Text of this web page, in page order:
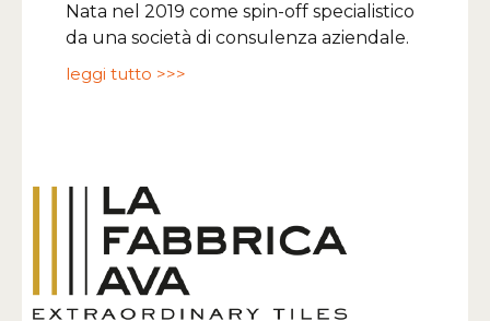
Nata nel 2019 come spin-off specialistico
da una società di consulenza aziendale.
leggi tutto >>>